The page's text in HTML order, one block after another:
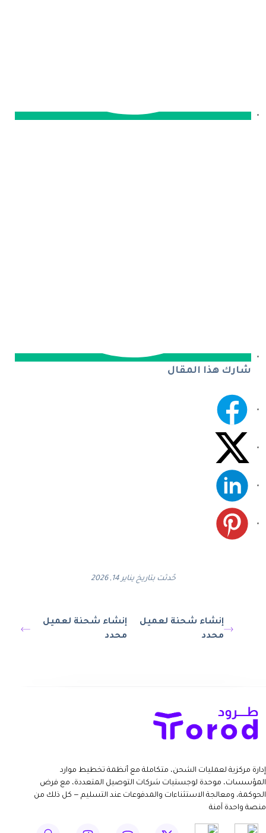
شارك هذا المقال
حُدثت بتاريخ يناير 14, 2026
إنشاء شحنة لعميل
محدد
إنشاء شحنة لعميل
محدد
إدارة مركزية لعمليات الشحن، متكاملة مع أنظمة تخطيط موارد
المؤسسات، موحدة لوجستيات شركات التوصيل المتعددة، مع فرض
الحوكمة، ومعالجة الاستثناءات والمدفوعات عند التسليم — كل ذلك من
منصة واحدة آمنة